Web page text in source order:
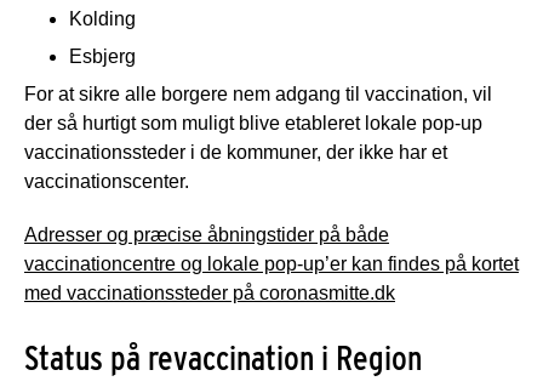
Kolding
Esbjerg
For at sikre alle borgere nem adgang til vaccination, vil
der så hurtigt som muligt blive etableret lokale pop-up
vaccinationssteder i de kommuner, der ikke har et
vaccinationscenter.
Adresser og præcise åbningstider på både
vaccinationcentre og lokale pop-up’er kan findes på kortet
med vaccinationssteder på coronasmitte.dk
Status på revaccination i Region